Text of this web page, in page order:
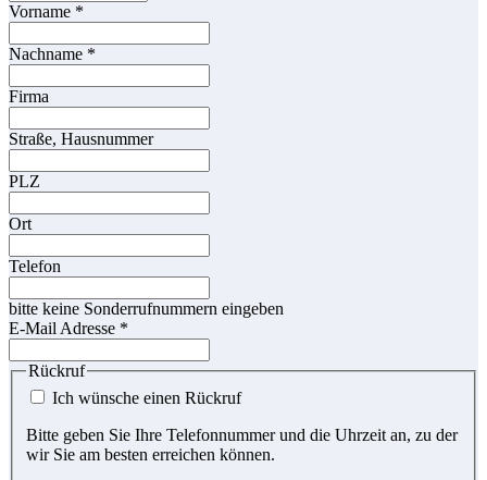
Vorname *
Nachname *
Firma
Straße, Hausnummer
PLZ
Ort
Telefon
bitte keine Sonderrufnummern eingeben
E-Mail Adresse *
Rückruf
Ich wünsche einen Rückruf
Bitte geben Sie Ihre Telefonnummer und die Uhrzeit an, zu der
wir Sie am besten erreichen können.